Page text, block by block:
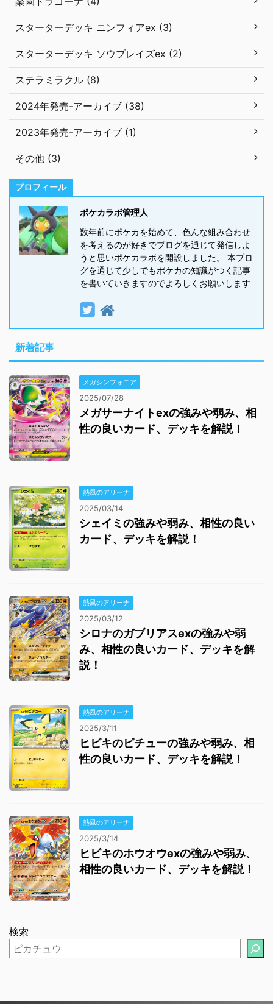
スターターデッキ ニンフィアex (3)
スターターデッキ ソウブレイズex (2)
ステラミラクル (8)
2024年発売-アーカイブ (38)
2023年発売-アーカイブ (1)
その他 (3)
プロフィール
ポケカラボ管理人
数年前にポケカを始めて、色んな組み合わせ
を考えるのが好きでブログを通じて発信しよ
うと思いポケカラボを開設しました。 本ブロ
グを通じて少しでもポケカの知識がつく記事
を書いていきますのでよろしくお願いします
新着記事
メガシンフォニア
2025/07/28
メガサーナイトexの強みや弱み、相
性の良いカード、デッキを解説！
熱風のアリーナ
2025/03/14
シェイミの強みや弱み、相性の良い
カード、デッキを解説！
熱風のアリーナ
2025/03/12
シロナのガブリアスexの強みや弱
み、相性の良いカード、デッキを解
説！
熱風のアリーナ
2025/3/11
ヒビキのピチューの強みや弱み、相
性の良いカード、デッキを解説！
熱風のアリーナ
2025/3/14
ヒビキのホウオウexの強みや弱み、
相性の良いカード、デッキを解説！
検索